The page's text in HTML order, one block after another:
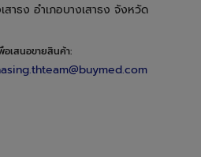
าธง อำเภอบางเสาธง จังหวัด
อเสนอขายสินค้า: